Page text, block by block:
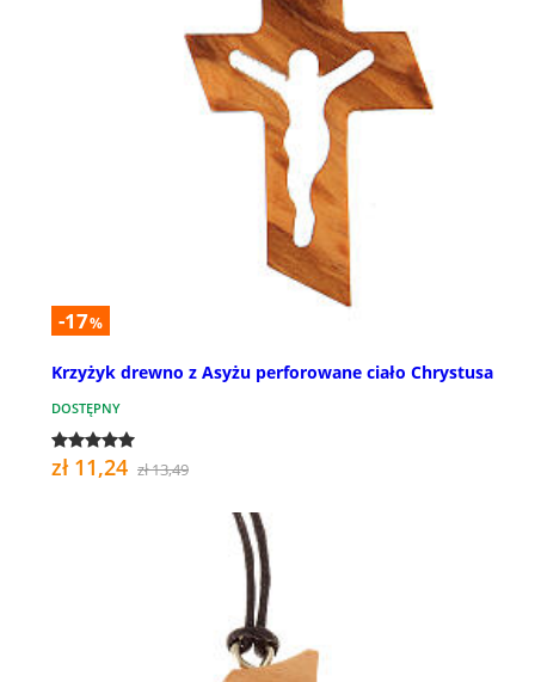
-17%
Krzyżyk drewno z Asyżu perforowane ciało Chrystusa
DOSTĘPNY
zł 11,24 zł 13,49